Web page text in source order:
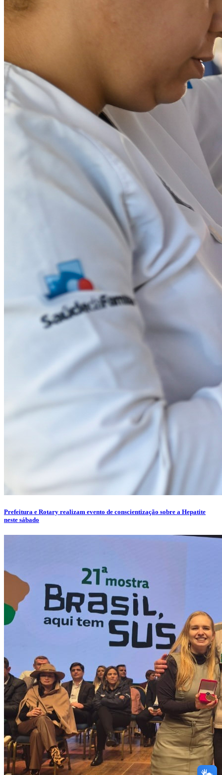
Prefeitura e Rotary realizam evento de conscientização sobre a Hepatite
neste sábado